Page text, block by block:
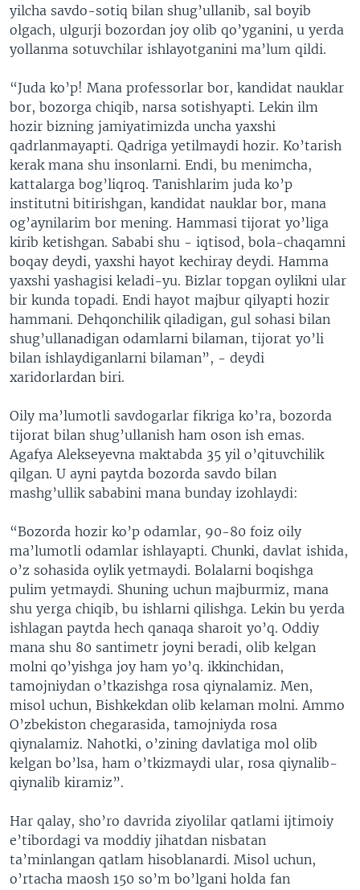
yilcha savdo-sotiq bilan shug’ullanib, sal boyib
olgach, ulgurji bozordan joy olib qo’yganini, u yerda
yollanma sotuvchilar ishlayotganini ma’lum qildi.
“Juda ko’p! Mana professorlar bor, kandidat nauklar
bor, bozorga chiqib, narsa sotishyapti. Lekin ilm
hozir bizning jamiyatimizda uncha yaxshi
qadrlanmayapti. Qadriga yetilmaydi hozir. Ko’tarish
kerak mana shu insonlarni. Endi, bu menimcha,
kattalarga bog’liqroq. Tanishlarim juda ko’p
institutni bitirishgan, kandidat nauklar bor, mana
og’aynilarim bor mening. Hammasi tijorat yo’liga
kirib ketishgan. Sababi shu - iqtisod, bola-chaqamni
boqay deydi, yaxshi hayot kechiray deydi. Hamma
yaxshi yashagisi keladi-yu. Bizlar topgan oylikni ular
bir kunda topadi. Endi hayot majbur qilyapti hozir
hammani. Dehqonchilik qiladigan, gul sohasi bilan
shug’ullanadigan odamlarni bilaman, tijorat yo’li
bilan ishlaydiganlarni bilaman”, - deydi
xaridorlardan biri.
Oily ma’lumotli savdogarlar fikriga ko’ra, bozorda
tijorat bilan shug’ullanish ham oson ish emas.
Agafya Alekseyevna maktabda 35 yil o’qituvchilik
qilgan. U ayni paytda bozorda savdo bilan
mashg’ullik sababini mana bunday izohlaydi:
“Bozorda hozir ko’p odamlar, 90-80 foiz oily
ma’lumotli odamlar ishlayapti. Chunki, davlat ishida,
o’z sohasida oylik yetmaydi. Bolalarni boqishga
pulim yetmaydi. Shuning uchun majburmiz, mana
shu yerga chiqib, bu ishlarni qilishga. Lekin bu yerda
ishlagan paytda hech qanaqa sharoit yo’q. Oddiy
mana shu 80 santimetr joyni beradi, olib kelgan
molni qo’yishga joy ham yo’q. ikkinchidan,
tamojniydan o’tkazishga rosa qiynalamiz. Men,
misol uchun, Bishkekdan olib kelaman molni. Ammo
O’zbekiston chegarasida, tamojniyda rosa
qiynalamiz. Nahotki, o’zining davlatiga mol olib
kelgan bo’lsa, ham o’tkizmaydi ular, rosa qiynalib-
qiynalib kiramiz”.
Har qalay, sho’ro davrida ziyolilar qatlami ijtimoiy
e’tibordagi va moddiy jihatdan nisbatan
ta’minlangan qatlam hisoblanardi. Misol uchun,
o’rtacha maosh 150 so’m bo’lgani holda fan